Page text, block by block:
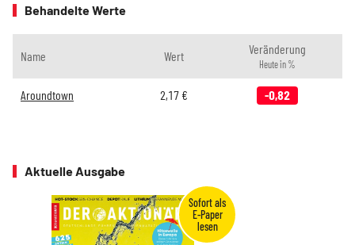
Behandelte Werte
Name Wert Veränderung
Heute in %
Aroundtown 2,17€ -0,82
Aktuelle Ausgabe